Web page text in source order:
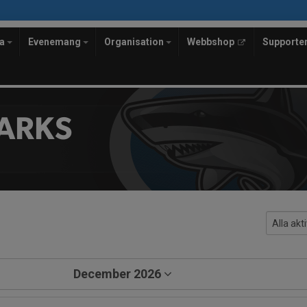
Evenemang Organisation Webbshop
December 2026